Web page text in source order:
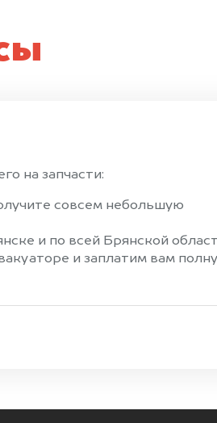
на запчасти:
совсем небольшую
и по всей Брянской
и заплатим вам